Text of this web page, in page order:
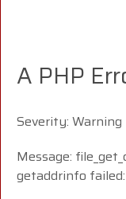
A PHP
Severity: Warning
Message:
getaddrinfo